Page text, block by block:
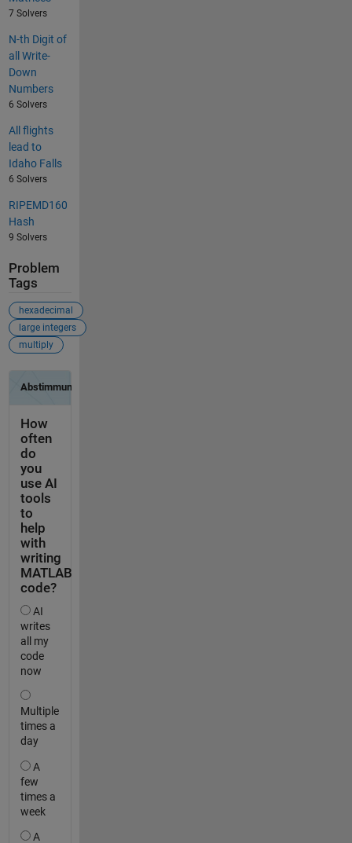
7 Solvers
N-th Digit of
all Write-
Down
Numbers
6 Solvers
All flights
lead to
Idaho Falls
6 Solvers
RIPEMD160
Hash
9 Solvers
Problem
Tags
hexadecimal
large integers
multiply